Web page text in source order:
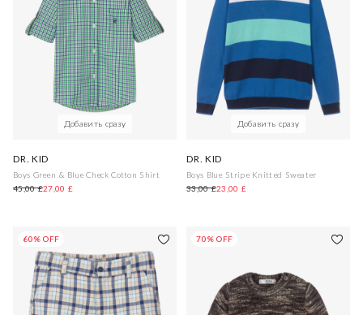
Добавить сразу
DR. KID
Boys Green & Blue Check Cotton Shirt
45,00 £27,00 £
Добавить сразу
DR. KID
Boys Blue Stripe Knitted Sweater
33,00 £23,00 £
60% OFF 70% OFF